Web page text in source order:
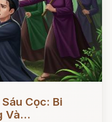
Cọc: Bi
Và...